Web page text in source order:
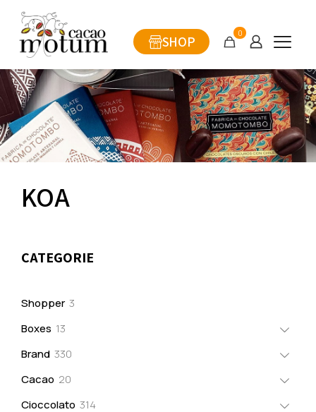
SHOP
0
KOA
CATEGORIE
Shopper 3
Boxes 13
Brand 330
Cacao 20
Cioccolato 314